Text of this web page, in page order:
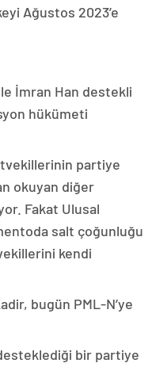
Ağustos 2023’e
İmran Han destekli
hükümeti
partiye
okuyan diğer
Fakat Ulusal
salt çoğunluğu
kendi
bugün PML-N’ye
bir partiye